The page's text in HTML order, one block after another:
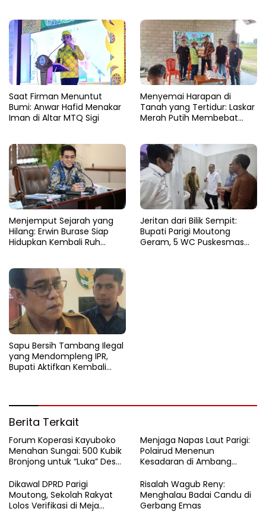
Saat Firman Menuntut
Bumi: Anwar Hafid Menakar
Iman di Altar MTQ Sigi
Menyemai Harapan di
Tanah yang Tertidur: Laskar
Merah Putih Membebat
Menjemput Sejarah yang
Hilang: Erwin Burase Siap
Hidupkan Kembali Ruh
Kuliner Parigi
Jeritan dari Bilik Sempit:
Bupati Parigi Moutong
Geram, 5 WC Puskesmas
Sapu Bersih Tambang Ilegal
yang Mendompleng IPR,
Bupati Aktifkan Kembali
Berita Terkait
Forum Koperasi Kayuboko
Menahan Sungai: 500 Kubik
Bronjong untuk “Luka” Desa
​Menjaga Napas Laut Parigi:
Polairud Menenun
Kesadaran di Ambang
Dikawal DPRD Parigi
Moutong, Sekolah Rakyat
Lolos Verifikasi di Meja
Risalah Wagub Reny:
Menghalau Badai Candu di
Gerbang Emas